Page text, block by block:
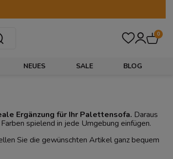
0
NEUES SALE BLOG
Ergänzung für Ihr Palettensofa. Daraus
spielend in jede Umgebung einfügen.
Sie die gewünschten Artikel ganz bequem